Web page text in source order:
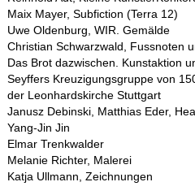
Maix Mayer, Subfiction (Terra 12)
Uwe Oldenburg, WIR. Gemälde
Christian Schwarzwald, Fussnoten
Das Brot dazwischen. Kunstaktion
Seyffers Kreuzigungsgruppe von
der Leonhardskirche Stuttgart
Janusz Debinski, Matthias Eder,
Yang-Jin Jin
Elmar Trenkwalder
Melanie Richter, Malerei
Katja Ullmann, Zeichnungen